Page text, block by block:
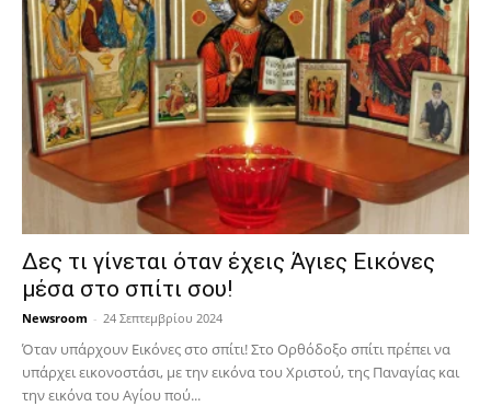
Δες τι γίνεται όταν έχεις Άγιες Εικόνες
μέσα στο σπίτι σου!
Newsroom - 24 Σεπτεμβρίου 2024
Όταν υπάρχουν Εικόνες στο σπίτι! Στο Ορθόδοξο σπίτι πρέπει να
υπάρχει εικονοστάσι, με την εικόνα του Χριστού, της Παν­αγίας και
την εικόνα του Αγίου πού...